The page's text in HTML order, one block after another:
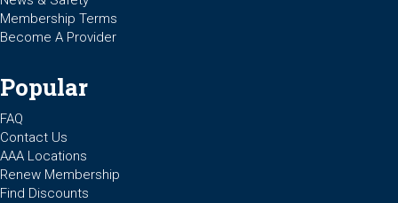
Membership Terms
Become A Provider
Popular
FAQ
Contact Us
AAA Locations
Renew Membership
Find Discounts